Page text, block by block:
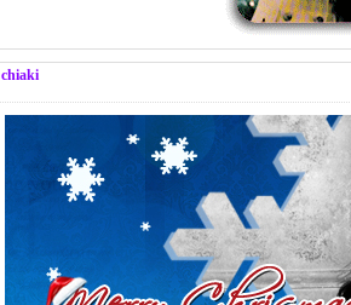
chiaki